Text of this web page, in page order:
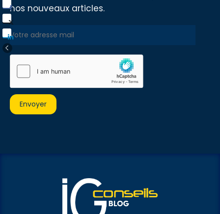
nos nouveaux articles.